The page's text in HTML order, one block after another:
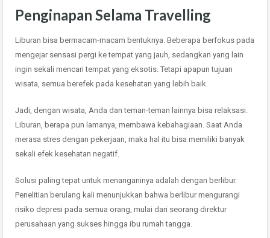
Penginapan Selama Travelling
Liburan bisa bermacam-macam bentuknya. Beberapa berfokus pada
mengejar sensasi pergi ke tempat yang jauh, sedangkan yang lain
ingin sekali mencari tempat yang eksotis. Tetapi apapun tujuan
wisata, semua berefek pada kesehatan yang lebih baik.
Jadi, dengan wisata, Anda dan teman-teman lainnya bisa relaksasi.
Liburan, berapa pun lamanya, membawa kebahagiaan. Saat Anda
merasa stres dengan pekerjaan, maka hal itu bisa memiliki banyak
sekali efek kesehatan negatif.
Solusi paling tepat untuk menanganinya adalah dengan berlibur.
Penelitian berulang kali menunjukkan bahwa berlibur mengurangi
risiko depresi pada semua orang, mulai dari seorang direktur
perusahaan yang sukses hingga ibu rumah tangga.